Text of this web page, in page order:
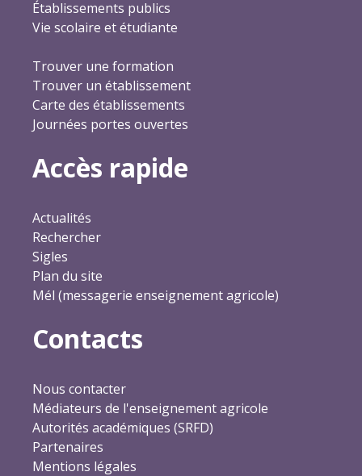
Établissements publics
Vie scolaire et étudiante
Trouver une formation
Trouver un établissement
Carte des établissements
Journées portes ouvertes
Accès rapide
Actualités
Rechercher
Sigles
Plan du site
Mél (messagerie enseignement agricole)
Contacts
Nous contacter
Médiateurs de l'enseignement agricole
Autorités académiques (SRFD)
Partenaires
Mentions légales